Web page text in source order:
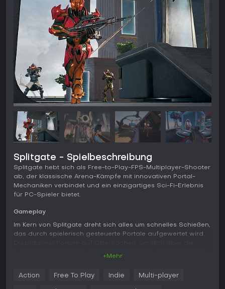
Splitgate - Spielbeschreibung
Splitgate hebt sich als Free-to-Play-FPS-Multiplayer-Shooter
ab, der klassische Arena-Kämpfe mit innovativen Portal-
Mechaniken verbindet und ein einzigartiges Sci-Fi-Erlebnis
für PC-Spieler bietet.
Gameplay
Im Kern von Splitgate dreht sich alles um schnelles Schießen,
das durch spielerisch gesteuerte Portale aufgewertet wird.
Unvorhersehbarkeit in die Kämpfe, in denen Standardwaffen
+Mehr
Action Free To Play Indie Multi-player